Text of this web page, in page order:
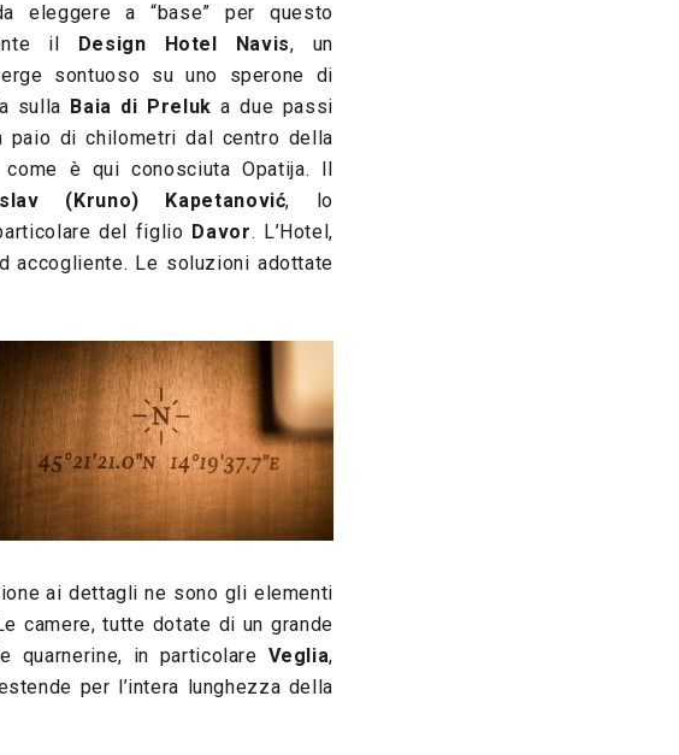
eleggere a “base” per questo
il
Design Hotel Navis, un
sontuoso su uno sperone di
sulla Baia di Preluk a due passi
paio di chilometri dal centro della
come è qui conosciuta Opatija. Il
(Kruno) Kapetanović, lo
del figlio Davor. L’Hotel,
accogliente. Le soluzioni adottate
ai dettagli ne sono gli elementi
camere, tutte dotate di un grande
quarnerine, in particolare Veglia,
per l’intera lunghezza della